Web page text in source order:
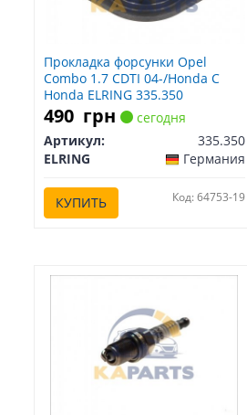
Прокладка форсунки Opel
Combo 1.7 CDTI 04-/Honda C
Honda ELRING 335.350
490 грн
сегодня
Артикул:
335.350
ELRING
Германия
КУПИТЬ Код: 64753-19